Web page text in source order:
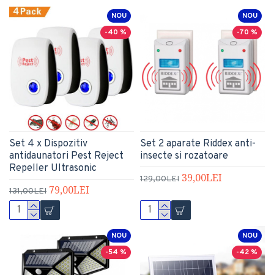
NOU
-40 %
Set 4 x Dispozitiv
antidaunatori Pest Reject
Repeller Ultrasonic
131,00LEI 79,00LEI
NOU
-70 %
Set 2 aparate Riddex anti-
insecte si rozatoare
129,00LEI 39,00LEI
NOU
-54 %
NOU
-42 %